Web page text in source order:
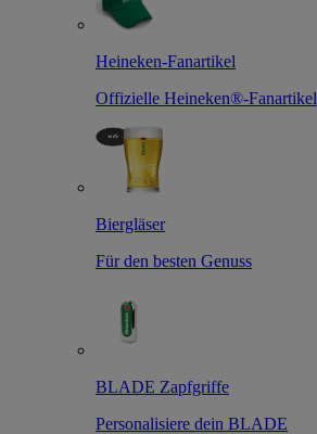
Heineken-Fanartikel
Offizielle Heineken®-Fanartikel
Biergläser
Für den besten Genuss
BLADE Zapfgriffe
Personalisiere dein BLADE